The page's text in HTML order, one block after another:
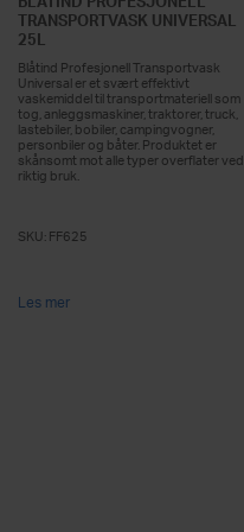
TRANSPORTVASK UNIVERSAL
25L
Blåtind Profesjonell Transportvask
Universal er et svært effektivt
vaskemiddel til transportmateriell som
tog, anleggsmaskiner, traktorer, truck,
lastebiler, bobiler, campingvogner,
personbiler og båter. Produktet er
skånsomt mot alle typer overflater ved
riktig bruk.
SKU: FF625
Les mer